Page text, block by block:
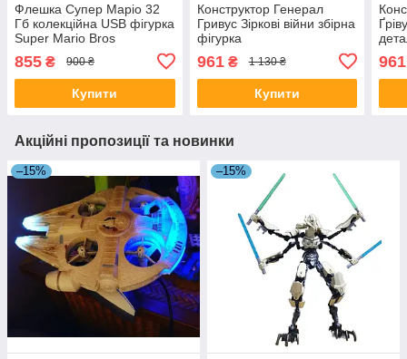
Флешка Супер Маріо 32
Гб колекційна USB фігурка
Super Mario Bros
855 ₴ 900 ₴
Купити
Конструктор Генерал
Гривус Зіркові війни збірна
фігурка
961₴ 1 130 ₴
Купити
961
Акційні пропозиції та новинки
–15% –15%